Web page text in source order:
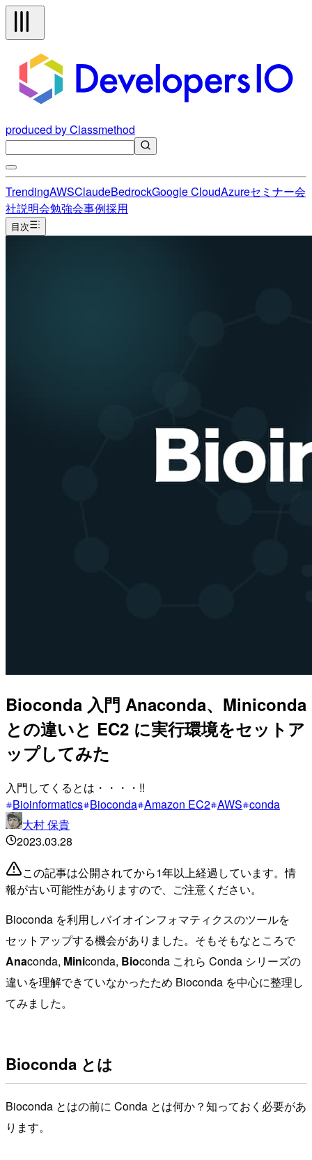
produced by Classmethod
TrendingAWSClaudeBedrockGoogle CloudAzureセミナー会
社説明会勉強会事例採用
目次
Bioconda 入門 Anaconda、Miniconda
との違いと EC2 に実行環境をセットア
ップしてみた
入門してくるとは・・・・!!
Bioinformatics Bioconda Amazon EC2 AWS conda
大村 保貴
2023.03.28
この記事は公開されてから1年以上経過しています。情
報が古い可能性がありますので、ご注意ください。
Bioconda を利用しバイオインフォマティクスのツールを
セットアップする機会がありました。そもそもなところで
Anaconda, Miniconda, Bioconda これら Conda シリーズの
違いを理解できていなかったため Bioconda を中心に整理し
てみました。
Bioconda とは
Bioconda とはの前に Conda とは何か？知っておく必要があ
ります。